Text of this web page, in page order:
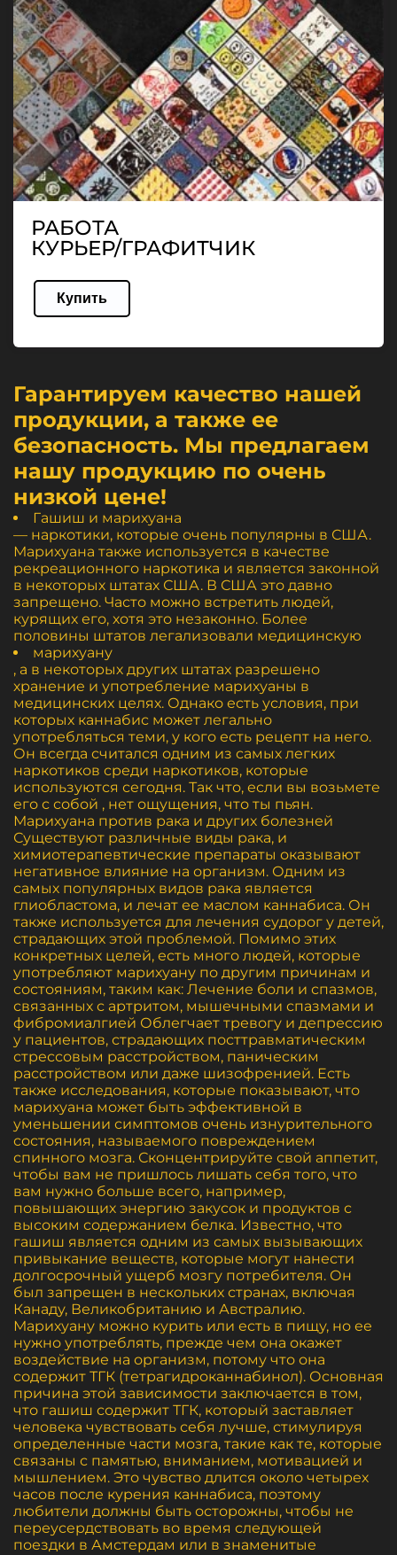
РАБОТА
КУРЬЕР/ГРАФИТЧИК
Купить
Гарантируем качество нашей
продукции, а также ее
безопасность. Мы предлагаем
нашу продукцию по очень
низкой цене!
Гашиш и марихуана
— наркотики, которые очень популярны в США.
Марихуана также используется в качестве
рекреационного наркотика и является законной
в некоторых штатах США. В США это давно
запрещено. Часто можно встретить людей,
курящих его, хотя это незаконно. Более
половины штатов легализовали медицинскую
марихуану
, а в некоторых других штатах разрешено
хранение и употребление марихуаны в
медицинских целях. Однако есть условия, при
которых каннабис может легально
употребляться теми, у кого есть рецепт на него.
Он всегда считался одним из самых легких
наркотиков среди наркотиков, которые
используются сегодня. Так что, если вы возьмете
его с собой , нет ощущения, что ты пьян.
Марихуана против рака и других болезней
Существуют различные виды рака, и
химиотерапевтические препараты оказывают
негативное влияние на организм. Одним из
самых популярных видов рака является
глиобластома, и лечат ее маслом каннабиса. Он
также используется для лечения судорог у детей,
страдающих этой проблемой. Помимо этих
конкретных целей, есть много людей, которые
употребляют марихуану по другим причинам и
состояниям, таким как: Лечение боли и спазмов,
связанных с артритом, мышечными спазмами и
фибромиалгией Облегчает тревогу и депрессию
у пациентов, страдающих посттравматическим
стрессовым расстройством, паническим
расстройством или даже шизофренией. Есть
также исследования, которые показывают, что
марихуана может быть эффективной в
уменьшении симптомов очень изнурительного
состояния, называемого повреждением
спинного мозга. Сконцентрируйте свой аппетит,
чтобы вам не пришлось лишать себя того, что
вам нужно больше всего, например,
повышающих энергию закусок и продуктов с
высоким содержанием белка. Известно, что
гашиш является одним из самых вызывающих
привыкание веществ, которые могут нанести
долгосрочный ущерб мозгу потребителя. Он
был запрещен в нескольких странах, включая
Канаду, Великобританию и Австралию.
Марихуану можно курить или есть в пищу, но ее
нужно употреблять, прежде чем она окажет
воздействие на организм, потому что она
содержит ТГК (тетрагидроканнабинол). Основная
причина этой зависимости заключается в том,
что гашиш содержит ТГК, который заставляет
человека чувствовать себя лучше, стимулируя
определенные части мозга, такие как те, которые
связаны с памятью, вниманием, мотивацией и
мышлением. Это чувство длится около четырех
часов после курения каннабиса, поэтому
любители должны быть осторожны, чтобы не
переусердствовать во время следующей
поездки в Амстердам или в знаменитые